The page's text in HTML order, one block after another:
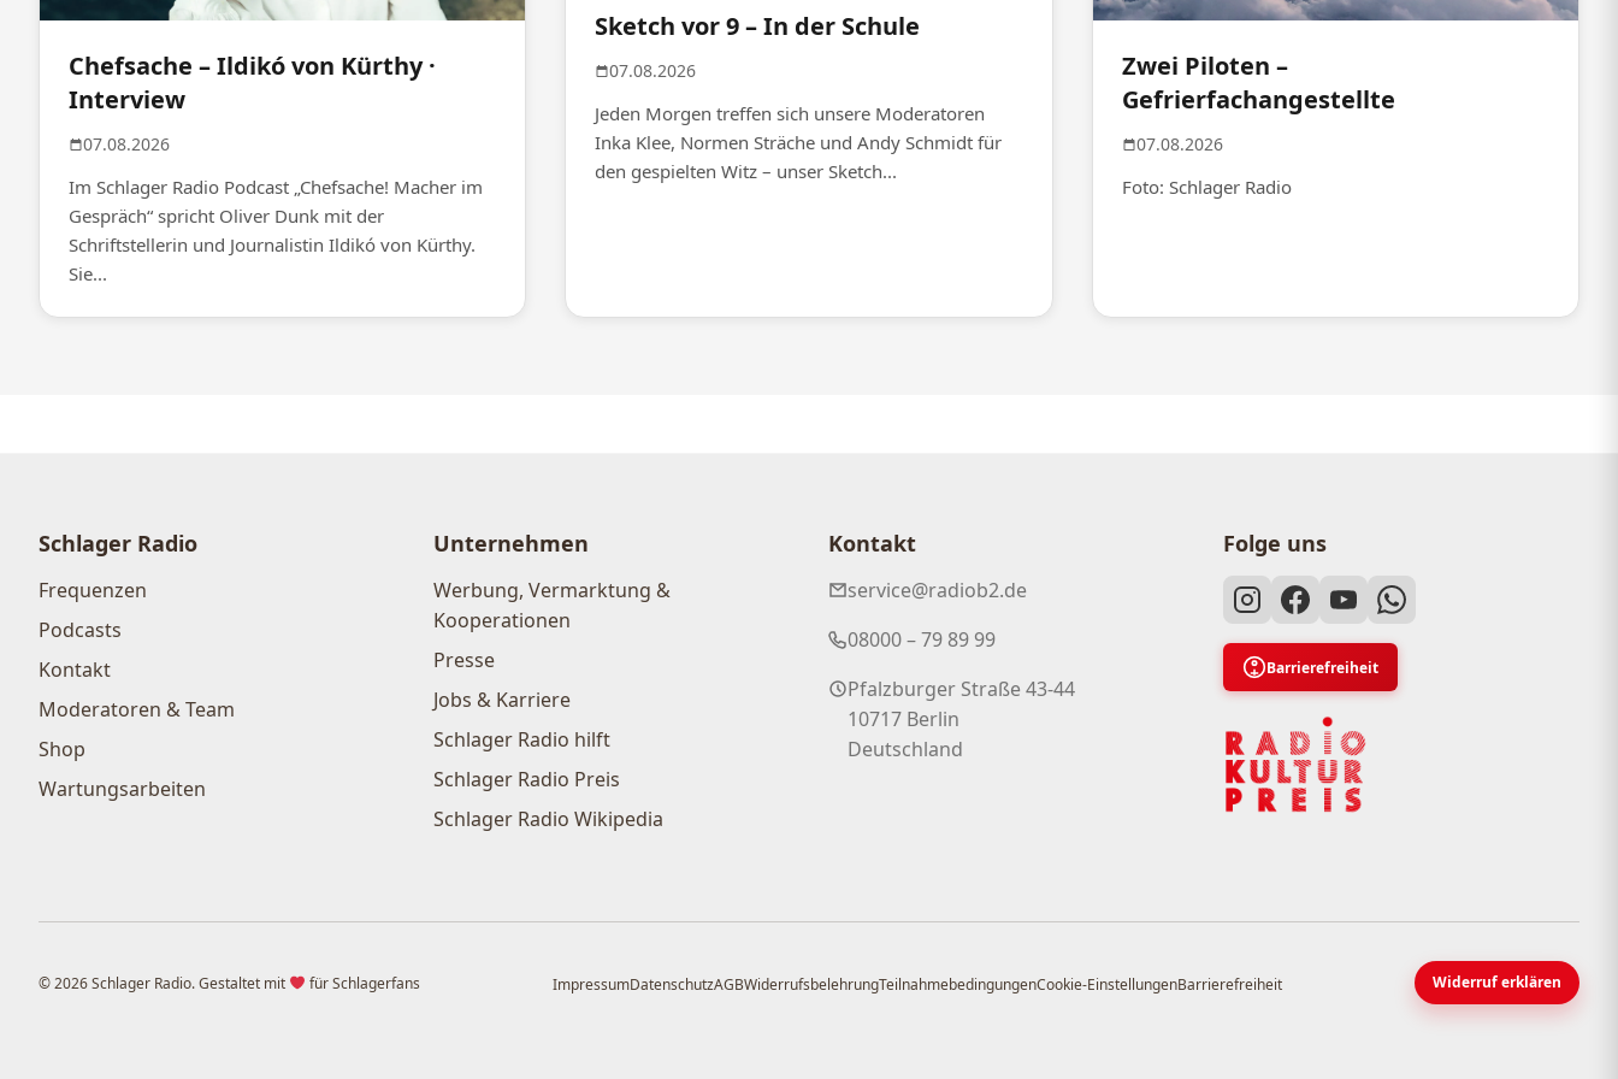
Chefsache – Ildikó von Kürthy ·
Interview
07.08.2026
Im Schlager Radio Podcast „Chefsache! Macher im
Gespräch“ spricht Oliver Dunk mit der
Schriftstellerin und Journalistin Ildikó von Kürthy.
Sie...
Sketch vor 9 – In der Schule
07.08.2026
Jeden Morgen treffen sich unsere Moderatoren
Inka Klee, Normen Sträche und Andy Schmidt für
den gespielten Witz – unser Sketch...
Zwei Piloten –
Gefrierfachangestellte
07.08.2026
Foto: Schlager Radio
Schlager Radio
Frequenzen
Podcasts
Kontakt
Moderatoren & Team
Shop
Wartungsarbeiten
Unternehmen
Werbung, Vermarktung &
Kooperationen
Presse
Jobs & Karriere
Schlager Radio hilft
Schlager Radio Preis
Schlager Radio Wikipedia
Kontakt
service@radiob2.de
08000 – 79 89 99
Pfalzburger Straße 43-44
10717 Berlin
Deutschland
Folge uns
Barrierefreiheit
© 2026 Schlager Radio. Gestaltet mit für Schlagerfans ImpressumDatenschutzAGBWiderrufsbelehrungTeilnahmebedingungenCookie-EinstellungenBarrierefreiheit Widerruf erklären